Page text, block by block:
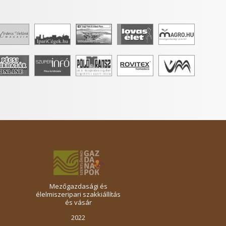
Mezőgazdasági és
élelmiszeripari szakkiállítás
és vásár
2022